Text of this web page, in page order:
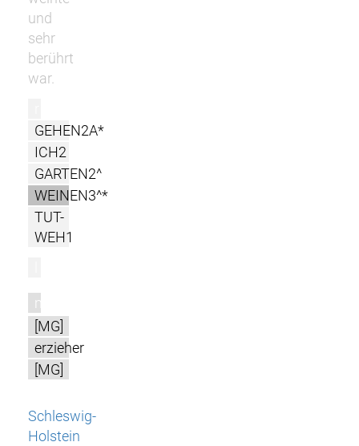
und
sehr
berührt
war.
GEHEN2A*
ICH2
GARTEN2^
WEINEN3^*
TUT-
WEH1
m
[MG]
erzieher
[MG]
Schleswig-
Holstein